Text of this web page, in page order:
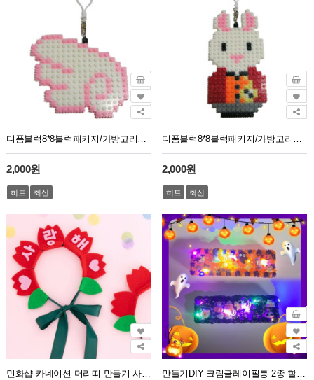
디폼블럭8*8블럭패키지/가방고리용/GJ50번/핑크색날개
2,000원
히트 최신
디폼블럭8*8블럭패키지/가방고리용/GJ51번/시계토끼
2,000원
히트 최신
민화샵 카네이션 머리띠 만들기 사랑해요 감사해요 세트 만들기DIY 크림클레이필통 2종 할로윈